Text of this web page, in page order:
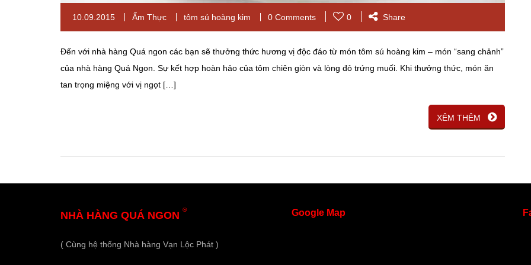
10.09.2015 Ẩm Thực tôm sú hoàng kim 0 Comments 0 Share
Đến với nhà hàng Quá ngon các bạn sẽ thưởng thức hương vị độc đáo từ món tôm sú hoàng kim – món “sang chảnh”
của nhà hàng Quá Ngon. Sự kết hợp hoàn hảo của tôm chiên giòn và lòng đỏ trứng muối. Khi thưởng thức, món ăn
tan trọng miệng với vị ngọt […]
XÊM THÊM
NHÀ HÀNG QUÁ NGON ®
( Cùng hệ thống Nhà hàng Vạn Lộc Phát )
Google Map